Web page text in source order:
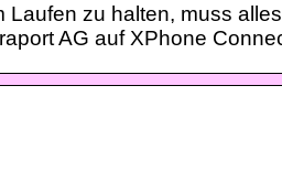
zu halten, muss
AG auf XPhone